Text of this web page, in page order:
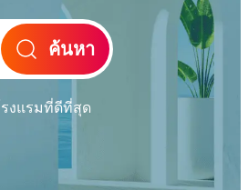
ค้นหา
รงแรมที่ดีที่สุด